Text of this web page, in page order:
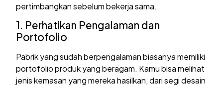
pertimbangkan sebelum bekerja sama.
1. Perhatikan Pengalaman dan
Portofolio
Pabrik yang sudah berpengalaman biasanya memiliki
portofolio produk yang beragam. Kamu bisa melihat
jenis kemasan yang mereka hasilkan, dari segi desain